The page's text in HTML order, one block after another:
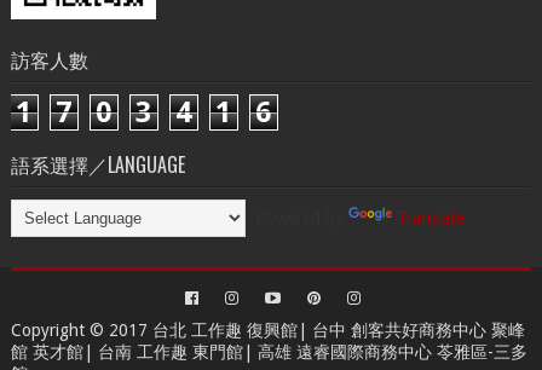
訪客人數
1 7 0 3 4 1 6
語系選擇／LANGUAGE
Translate
Copyright © 2017 台北 工作趣 復興館| 台中 創客共好商務中心聚峰
館 英才館| 台南 工作趣 東門館| 高雄 遠睿國際商務中心苓雅區-三多